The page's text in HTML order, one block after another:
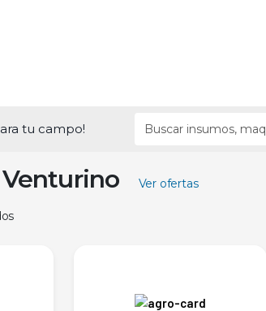
tu campo!
Ver ofertas